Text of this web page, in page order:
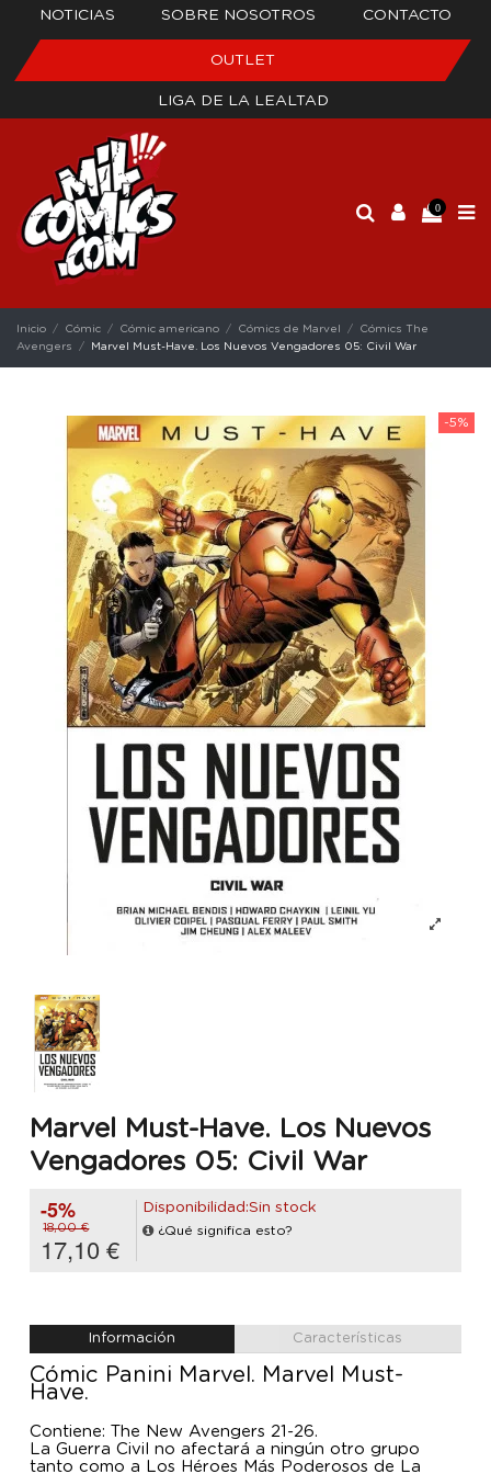
NOTICIAS SOBRE NOSOTROS CONTACTO
OUTLET
LIGA DE LA LEALTAD
0
Inicio Cómic Cómic americano Cómics de Marvel
Cómics The
Avengers
Marvel Must-Have. Los Nuevos Vengadores 05: Civil War
-5%
Marvel Must-Have. Los Nuevos
Vengadores 05: Civil War
-5%
18,00 €
17,10 €
Disponibilidad:Sin stock
¿Qué significa esto?
Información Características
Cómic Panini Marvel. Marvel Must-
Have.
Contiene: The New Avengers 21-26.
La Guerra Civil no afectará a ningún otro grupo
tanto como a Los Héroes Más Poderosos de La